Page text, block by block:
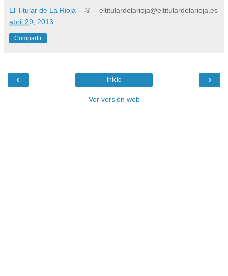
El Titular de La Rioja -- ® -- eltitulardelarioja@eltitulardelarioja.es
abril 29, 2013
Compartir
‹ ›
Inicio
Ver versión web